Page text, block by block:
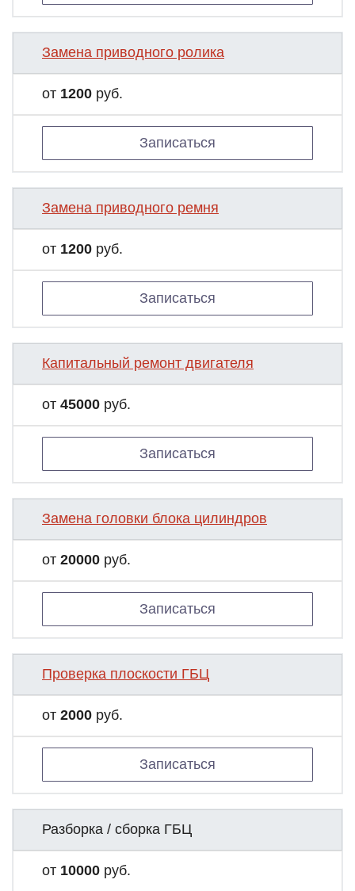
Замена приводного ролика
от 1200 руб.
Записаться
Замена приводного ремня
от 1200 руб.
Записаться
Капитальный ремонт двигателя
от 45000 руб.
Записаться
Замена головки блока цилиндров
от 20000 руб.
Записаться
Проверка плоскости ГБЦ
от 2000 руб.
Записаться
Разборка / сборка ГБЦ
от 10000 руб.